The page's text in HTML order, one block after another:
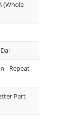
(Whole
- Repeat
Part